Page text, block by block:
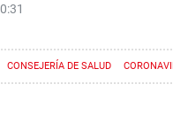
CONSEJERÍA DE SALUD